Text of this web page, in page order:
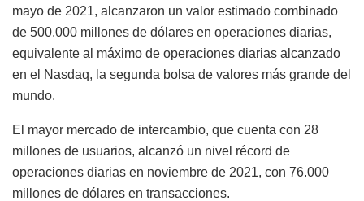
mayo de 2021, alcanzaron un valor estimado combinado
de 500.000 millones de dólares en operaciones diarias,
equivalente al máximo de operaciones diarias alcanzado
en el Nasdaq, la segunda bolsa de valores más grande del
mundo.
El mayor mercado de intercambio, que cuenta con 28
millones de usuarios, alcanzó un nivel récord de
operaciones diarias en noviembre de 2021, con 76.000
millones de dólares en transacciones.